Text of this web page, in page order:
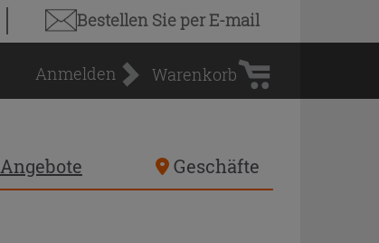
Bestellen Sieper E-mail
Anmelden
Warenkorb
Warenkorb
Angebote Geschäfte